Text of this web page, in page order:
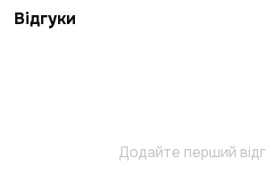
Відгуки
Додайте перший